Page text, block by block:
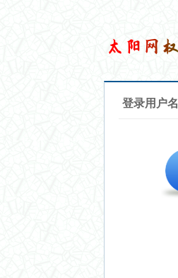
登录用户名